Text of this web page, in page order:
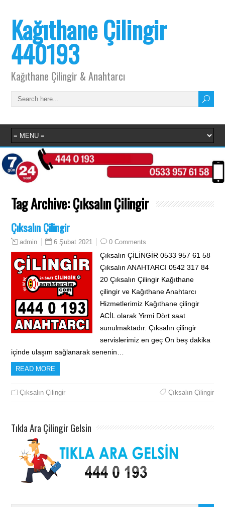
Kağıthane Çilingir
440193
Kağıthane Çilingir & Anahtarcı
Tag Archive:Çıksalın Çilingir
Çıksalın Çilingir
admin 6 Şubat 2021 0 Comments
Çıksalın ÇİLİNGİR 0533 957 61 58
Çıksalın ANAHTARCI 0542 317 84
20 Çıksalın Çilingir Kağıthane
çilingir ve Kağıthane Anahtarcı
Hizmetlerimiz Kağıthane çilingir
ACİL olarak Yirmi Dört saat
sunulmaktadır. Çıksalın çilingir
servislerimiz en geç On beş dakika
içinde ulaşım sağlanarak senenin…
READ MORE
Çıksalın Çilingir Çıksalın Çilingir
Tıkla Ara Çilingir Gelsin